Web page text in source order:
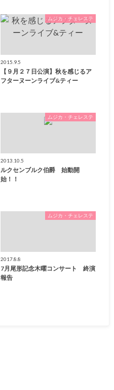
ムジカ・チェレステ
2015.9.5
【９月２７日公演】秋を感じるア
フターヌーンライブ&ティー
ムジカ・チェレステ
2013.10.5
ルクセンブルク伯爵 始動開
始！！
ムジカ・チェレステ
2017.8.8
7月尾形記念木曜コンサート 終演
報告